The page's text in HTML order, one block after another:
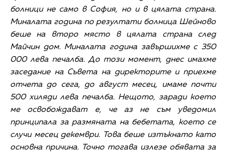
болници не само в София, но и в цялата страна.
Миналата година по резултати болница Шейново
беше на второ място в цялата страна след
Майчин дом. Миналата година завършихме с 350
000 лева печалба. До този момент, днес имахме
заседание на Съвета на директорите и приехме
отчета до сега, до август месец, имаме почти
500 хиляди лева печалба. Нещото, заради което
ме освобождават е, че аз не съм уведомил
принципала за размяната на бебетата, което се
случи месец декември. Това беше изтъкнато като
основна причина. Точно тогава излезе обявата за